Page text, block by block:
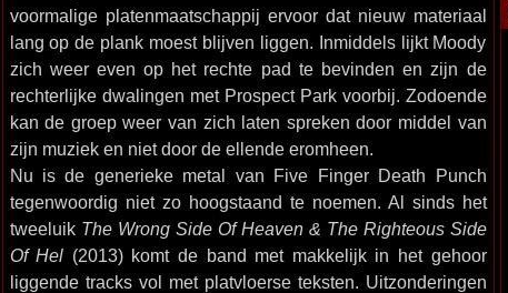
voormalige platenmaatschappij ervoor dat nieuw materiaal
lang op de plank moest blijven liggen. Inmiddels lijkt Moody
zich weer even op het rechte pad te bevinden en zijn de
rechterlijke dwalingen met Prospect Park voorbij. Zodoende
kan de groep weer van zich laten spreken door middel van
zijn muziek en niet door de ellende eromheen.
Nu is de generieke metal van Five Finger Death Punch
tegenwoordig niet zo hoogstaand te noemen. Al sinds het
tweeluik The Wrong Side Of Heaven & The Righteous Side
Of Hel (2013) komt de band met makkelijk in het gehoor
liggende tracks vol met platvloerse teksten. Uitzonderingen